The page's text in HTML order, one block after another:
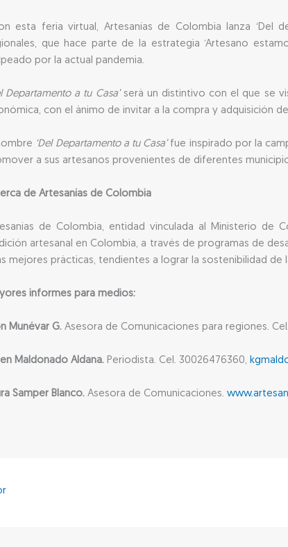
esta feria virtual, Artesanías de Colombia lanza ‘Del
que hace parte de la estrategia ‘Artesano
por la actual pandemia.
Departamento a tu Casa’ será un distintivo con el que se
con el ánimo de invitar a la compra y adquisición
‘Del Departamento a tu Casa’fue inspirado por la
a sus artesanos provenientes de diferentes
de Artesanías de Colombia
de Colombia, entidad vinculada al Ministerio de
artesanal en Colombia, a través de programas de
mejores prácticas, tendientes a lograr la sostenibilidad
informes para medios:
Munévar G.Asesora de Comunicaciones para regiones.
Maldonado Aldana. Periodista. Cel. 30026476360,
Samper Blanco.Asesora de Comunicaciones.